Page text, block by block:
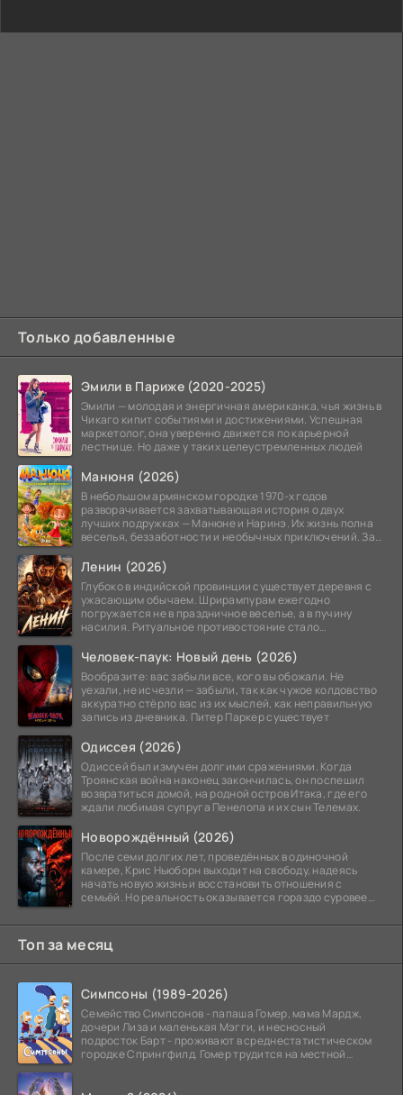
Только добавленные
Эмили в Париже (2020-2025)
Эмили — молодая и энергичная американка, чья жизнь в
Чикаго кипит событиями и достижениями. Успешная
маркетолог, она уверенно движется по карьерной
лестнице. Но даже у таких целеустремленных людей
Манюня (2026)
В небольшом армянском городке 1970-х годов
разворачивается захватывающая история о двух
лучших подружках — Манюне и Наринэ. Их жизнь полна
веселья, беззаботности и необычных приключений. За
Ленин (2026)
Глубоко в индийской провинции существует деревня с
ужасающим обычаем. Шрирампурам ежегодно
погружается не в праздничное веселье, а в пучину
насилия. Ритуальное противостояние стало
Человек-паук: Новый день (2026)
Вообразите: вас забыли все, кого вы обожали. Не
уехали, не исчезли — забыли, так как чужое колдовство
аккуратно стёрло вас из их мыслей, как неправильную
запись из дневника. Питер Паркер существует
Одиссея (2026)
Одиссей был измучен долгими сражениями. Когда
Троянская война наконец закончилась, он поспешил
возвратиться домой, на родной остров Итака, где его
ждали любимая супруга Пенелопа и их сын Телемах.
Новорождённый (2026)
После семи долгих лет, проведённых в одиночной
камере, Крис Ньюборн выходит на свободу, надеясь
начать новую жизнь и восстановить отношения с
семьёй. Но реальность оказывается гораздо суровее
Топ за месяц
Симпсоны (1989-2026)
Семейство Симпсонов - папаша Гомер, мама Мардж,
дочери Лиза и маленькая Мэгги, и несносный
подросток Барт - проживают в среднестатистическом
городке Спрингфилд. Гомер трудится на местной